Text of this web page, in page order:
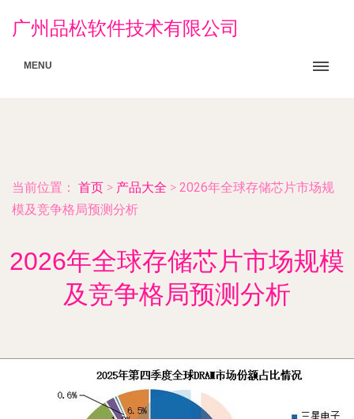
广州品松软件技术有限公司
MENU
当前位置： 首页 > 产品大全 > 2026年全球存储芯片市场规
模及竞争格局预测分析
2026年全球存储芯片市场规模
及竞争格局预测分析